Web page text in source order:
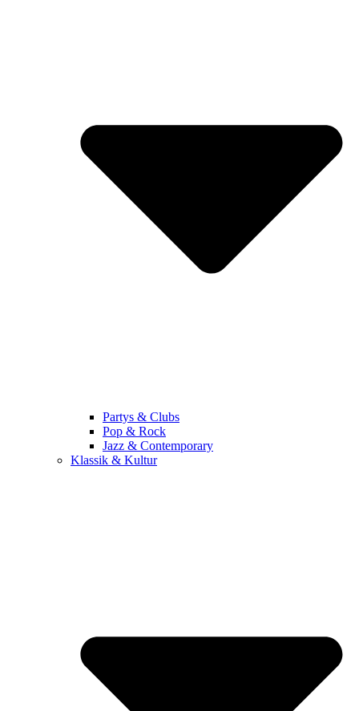
Partys & Clubs
Pop & Rock
Jazz & Contemporary
Klassik & Kultur